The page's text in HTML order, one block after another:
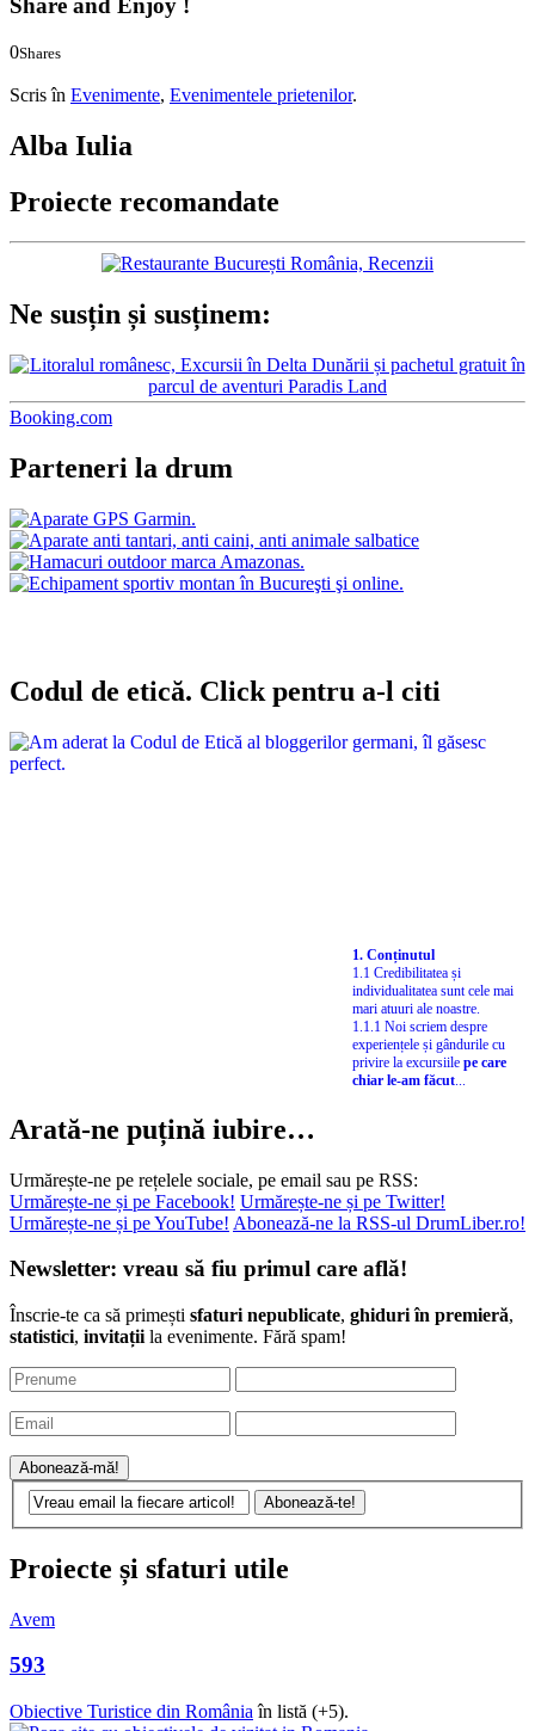
Share and Enjoy !
0Shares
Scris în Evenimente, Evenimentele prietenilor.
Alba Iulia
Proiecte recomandate
Ne susțin și susținem:
Booking.com
Parteneri la drum
Codul de etică. Click pentru a-l citi
1. Conținutul
1.1 Credibilitatea și
individualitatea sunt cele mai
mari atuuri ale noastre.
1.1.1 Noi scriem despre
experiențele și gândurile cu
privire la excursiile pe care
chiar le-am făcut...
Arată-ne puțină iubire…
Urmărește-ne pe rețelele sociale, pe email sau pe RSS:
Urmărește-ne și pe Facebook! Urmărește-ne și pe Twitter!
Urmărește-ne și pe YouTube! Abonează-ne la RSS-ul DrumLiber.ro!
Newsletter: vreau să fiu primul care află!
Înscrie-te ca să primești sfaturi nepublicate, ghiduri în premieră,
statistici, invitații la evenimente. Fără spam!
Proiecte și sfaturi utile
Avem
593
Obiective Turistice din România în listă (+5).